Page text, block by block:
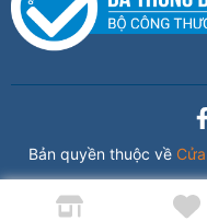
Bản quyền thuộc về